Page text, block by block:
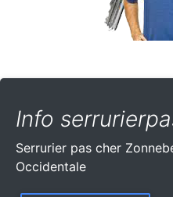
Info
Serrurier pas cher
Occidentale